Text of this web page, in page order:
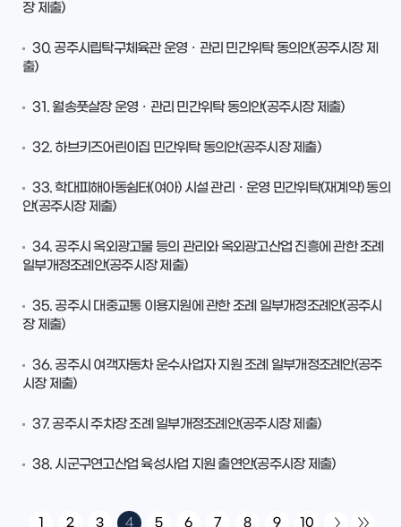
장 제출)
30. 공주시립탁구체육관 운영ㆍ관리 민간위탁 동의안(공주시장 제
출)
31. 월송풋살장 운영ㆍ관리 민간위탁 동의안(공주시장 제출)
32. 하브키즈어린이집 민간위탁 동의안(공주시장 제출)
33. 학대피해아동쉼터(여아) 시설 관리ㆍ운영 민간위탁(재계약) 동의
안(공주시장 제출)
34. 공주시 옥외광고물 등의 관리와 옥외광고산업 진흥에 관한 조례
일부개정조례안(공주시장 제출)
35. 공주시 대중교통 이용지원에 관한 조례 일부개정조례안(공주시
장 제출)
36. 공주시 여객자동차 운수사업자 지원 조례 일부개정조례안(공주
시장 제출)
37. 공주시 주차장 조례 일부개정조례안(공주시장 제출)
38. 시군구연고산업 육성사업 지원 출연안(공주시장 제출)
1 2 3 4 5 6 7 8 9 10